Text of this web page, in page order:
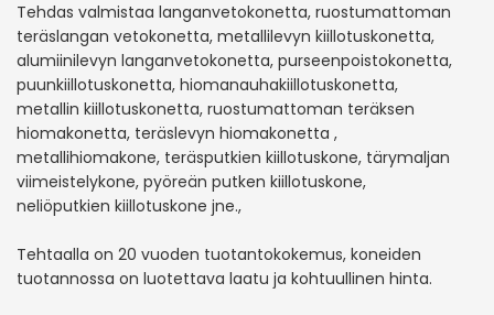
Tehdas valmistaa langanvetokonetta, ruostumattoman
teräslangan vetokonetta, metallilevyn kiillotuskonetta,
alumiinilevyn langanvetokonetta, purseenpoistokonetta,
puunkiillotuskonetta, hiomanauhakiillotuskonetta,
metallin kiillotuskonetta, ruostumattoman teräksen
hiomakonetta, teräslevyn hiomakonetta ,
metallihiomakone, teräsputkien kiillotuskone, tärymaljan
viimeistelykone, pyöreän putken kiillotuskone,
neliöputkien kiillotuskone jne.,
Tehtaalla on 20 vuoden tuotantokokemus, koneiden
tuotannossa on luotettava laatu ja kohtuullinen hinta.